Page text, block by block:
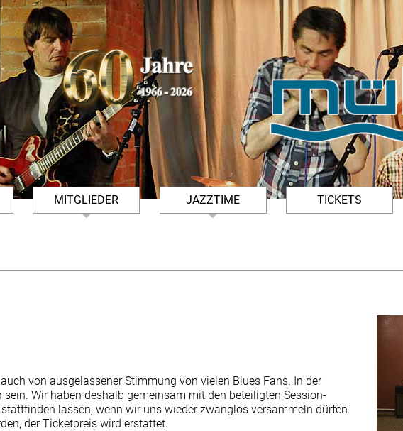
MITGLIEDER
DOWNLOADS
JAZZTIME
KONZERTFOTOS JAZZTIME
TICKETS
von ausgelassener Stimmung von vielen Blues Fans. In der
Wir haben deshalb gemeinsam mit den beteiligten Session-
lassen, wenn wir uns wieder zwanglos versammeln dürfen.
der Ticketpreis wird erstattet.